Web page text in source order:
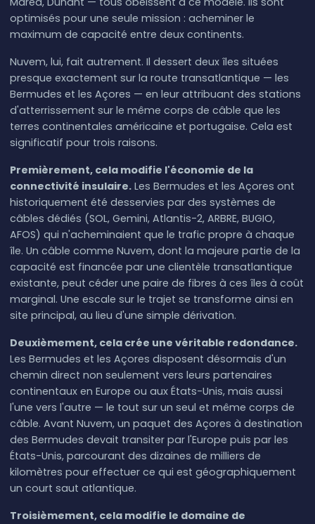
optimisés pour une seule mission : acheminer le
maximum de capacité entre deux continents.
Nuvem, lui, fait autrement. Il dessert deux îles situées
presque exactement sur la route transatlantique — les
Bermudes et les Açores — en leur attribuant des stations
d'atterrissement sur le même corps de câble que les
terres continentales américaine et portugaise. Cela est
significatif pour trois raisons.
Premièrement, cela modifie l'économie de la
connectivité insulaire.Les Bermudes et les Açores ont
historiquement été desservies par des systèmes de
câbles dédiés (SOL, Gemini, Atlantis-2, ARBRE, BUGIO,
AFOS) qui n'acheminaient que le trafic propre à chaque
île. Un câble comme Nuvem, dont la majeure partie de la
capacité est financée par une clientèle transatlantique
existante, peut céder une paire de fibres à ces îles à coût
marginal. Une escale sur le trajet se transforme ainsi en
site principal, au lieu d'une simple dérivation.
Deuxièmement, cela crée une véritable redondance.
Les Bermudes et les Açores disposent désormais d'un
chemin direct non seulement vers leurs partenaires
continentaux en Europe ou aux États-Unis, mais aussi
l'une vers l'autre — le tout sur un seul et même corps de
câble. Avant Nuvem, un paquet des Açores à destination
des Bermudes devait transiter par l'Europe puis par les
États-Unis, parcourant des dizaines de milliers de
kilomètres pour effectuer ce qui est géographiquement
un court saut atlantique.
Troisièmement, cela modifie le domaine de